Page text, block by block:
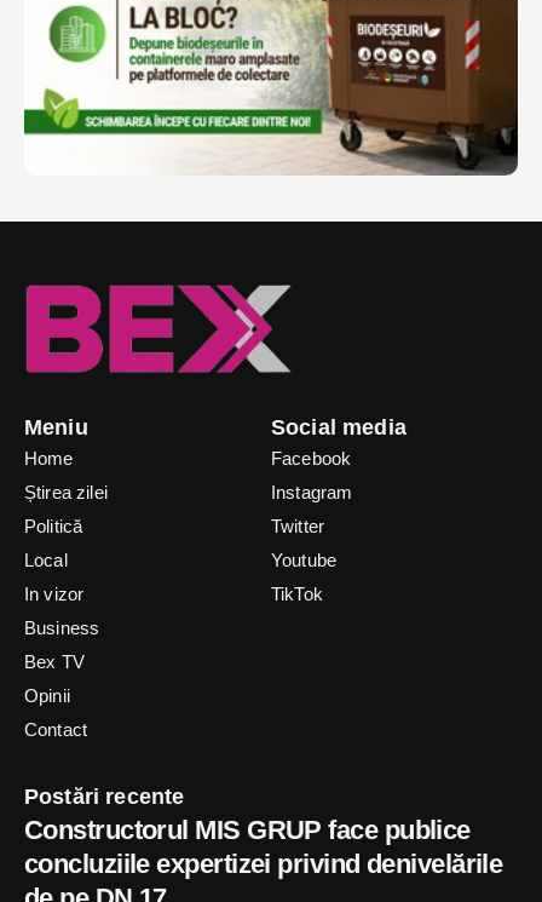
Meniu
Home
Știrea zilei
Politică
Local
In vizor
Business
Bex TV
Opinii
Contact
Social media
Facebook
Instagram
Twitter
Youtube
TikTok
Postări recente
Constructorul MIS GRUP face publice
concluziile expertizei privind denivelările